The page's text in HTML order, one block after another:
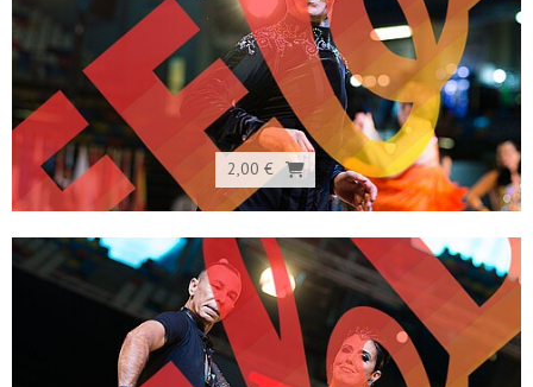
2,00 €